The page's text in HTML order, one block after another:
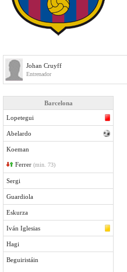
Johan Cruyff
Entrenador
Barcelona
Lopetegui
Abelardo
Koeman
Ferrer (min. 73)
Sergi
Guardiola
Eskurza
Iván Iglesias
Hagi
Beguiristáin